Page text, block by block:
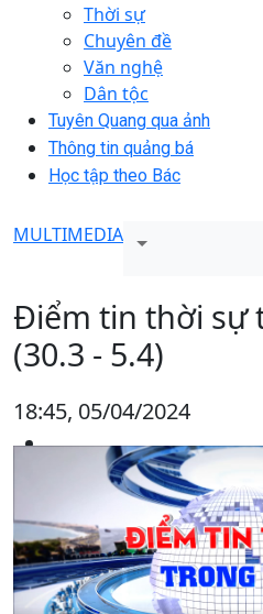
Thời sự
Chuyên đề
Văn nghệ
Dân tộc
Tuyên Quang qua ảnh
Thông tin quảng bá
Học tập theo Bác
MULTIMEDIA
Điểm tin thời sự
(30.3 - 5.4)
18:45, 05/04/2024